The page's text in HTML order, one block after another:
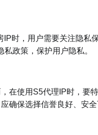
时，用户需要关注隐私
政策，保护用户隐私。
在使用S5代理IP时，要
确保选择信誉良好、安